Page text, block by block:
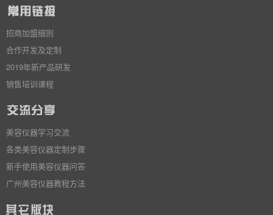
招商加盟细则
合作开发及定制
2019年新产品研发
销售培训课程
美容仪器学习交流
各类美容仪器定制步骤
新手使用美容仪器问答
广州美容仪器教程方法